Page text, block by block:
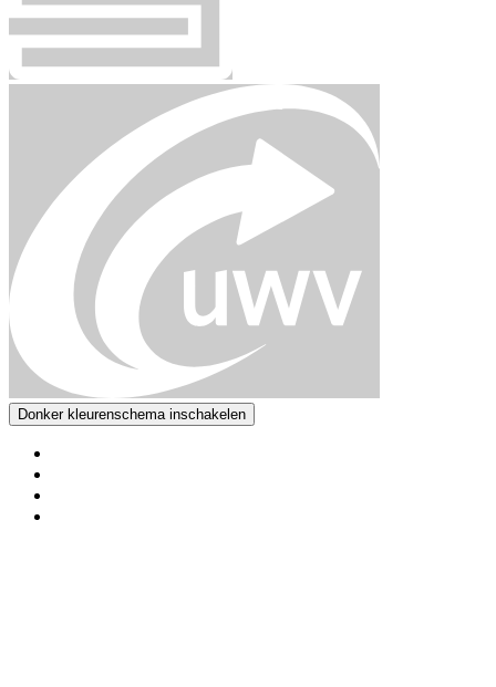
Donker kleurenschema inschakelen